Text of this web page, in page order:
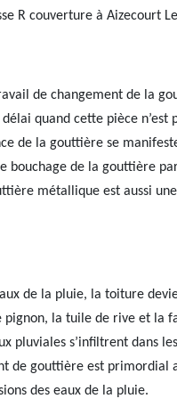
R couverture à Aizecourt
de changement de la
quand cette pièce n’est
de la gouttière se
de la gouttière
métallique est aussi
de la pluie, la toiture
la tuile de rive et la
pluviales s’infiltrent dans
de gouttière est primordial
des eaux de la pluie.